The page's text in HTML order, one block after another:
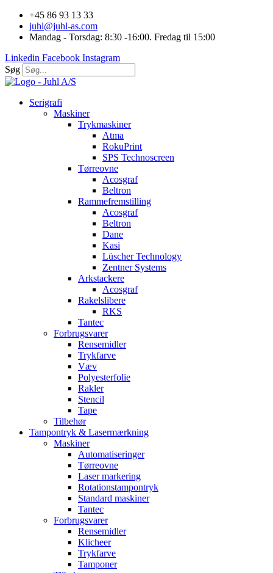
Videre
indhold
+45 86 93 13 33
juhl@juhl-as.com
Mandag - Torsdag: 8:30 -16:00. Fredag til 15:00
Linkedin Facebook Instagram
Søg
Serigrafi
Maskiner
Trykmaskiner
Atma
RokuPrint
SPS Technoscreen
Tørreovne
Acosgraf
Beltron
Rammefremstilling
Acosgraf
Beltron
Dane
Kasi
Lüscher Technology
Zentner Systems
Arkstackere
Acosgraf
Rakelslibere
RKS
Tantec
Forbrugsvarer
Rensemidler
Trykfarve
Væv
Polyesterfolie
Rakler
Stencil
Tape
Tilbehør
Tampontryk & Lasermærkning
Maskiner
Automatiseringer
Tørreovne
Laser markering
Rotationstampontryk
Standard maskiner
Tantec
Forbrugsvarer
Rensemidler
Klicheer
Trykfarve
Tamponer